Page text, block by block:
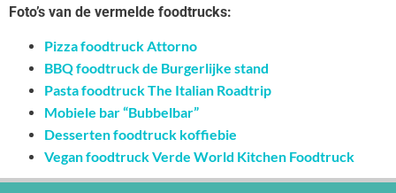
Foto’s van de vermelde foodtrucks:
Pizza foodtruck Attorno
BBQ foodtruck de Burgerlijke stand
Pasta foodtruck The Italian Roadtrip
Mobiele bar “Bubbelbar”
Desserten foodtruck koffiebie
Vegan foodtruck Verde World Kitchen Foodtruck